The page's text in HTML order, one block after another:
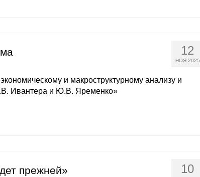
12
НОЯ 2025
и макроструктурному анализу и
Ивантера и Ю.В. Яременко»
10
прежней»